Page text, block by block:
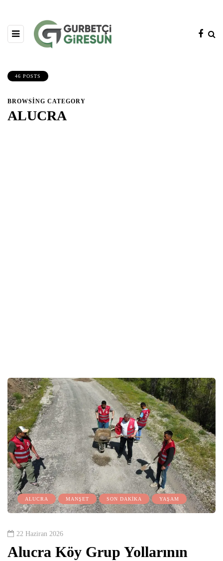
46 POSTS
BROWSING CATEGORY
ALUCRA
ALUCRA MANŞET SON DAKİKA YAŞAM
22 Haziran 2026
Alucra Köy Grup Yollarının